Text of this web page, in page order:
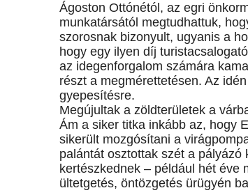
Ágoston Ottónétól, az egri
munkatársától megtudhattuk,
szorosnak bizonyult, ugyanis a
hogy egy ilyen díj
az idegenforgalom számára
részt a megmérettetésen. Az
gyepesítésre.
Megújultak a zöldterületek a
Ám a siker titka inkább az, hogy
sikerült mozgósítani a
palántát osztottak szét a
kertészkednek – például hét éve
ültetgetés, öntözgetés ürügyén